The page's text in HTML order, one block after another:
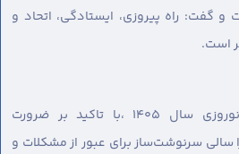
گفت: راه پیروزی، ایستادگی، اتحاد و
است.
استاندار قزوین در پیام نوروزی سال ۱۴۰۵ ،با تاکید بر ضرورت
سرنوشت‌ساز برای عبور از مشکلات و